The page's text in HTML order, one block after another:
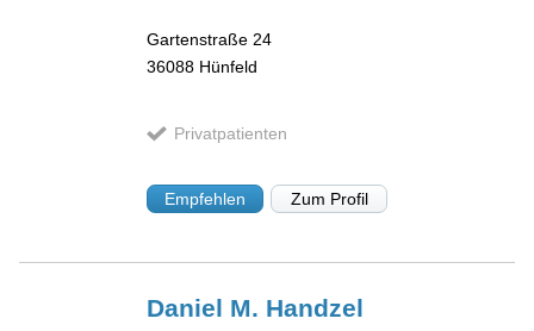
Gartenstraße 24
36088 Hünfeld
Privatpatienten
Empfehlen Zum Profil
Daniel M. Handzel